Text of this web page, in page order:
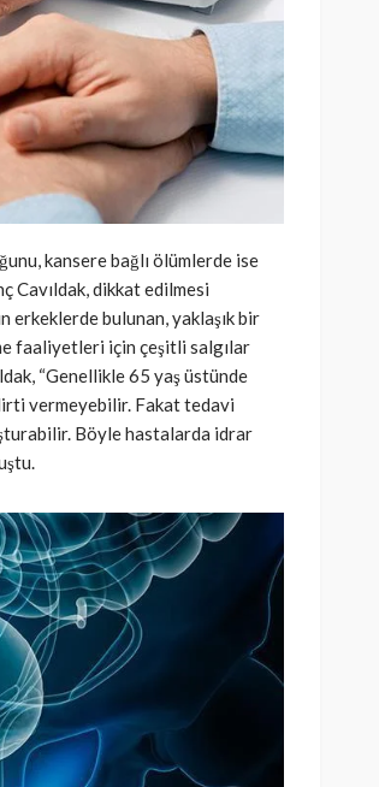
kansere bağlı ölümlerde ise
Cavıldak, dikkat edilmesi
erkeklerde bulunan, yaklaşık bir
faaliyetleri için çeşitli salgılar
“Genellikle 65 yaş üstünde
vermeyebilir. Fakat tedavi
Böyle hastalarda idrar